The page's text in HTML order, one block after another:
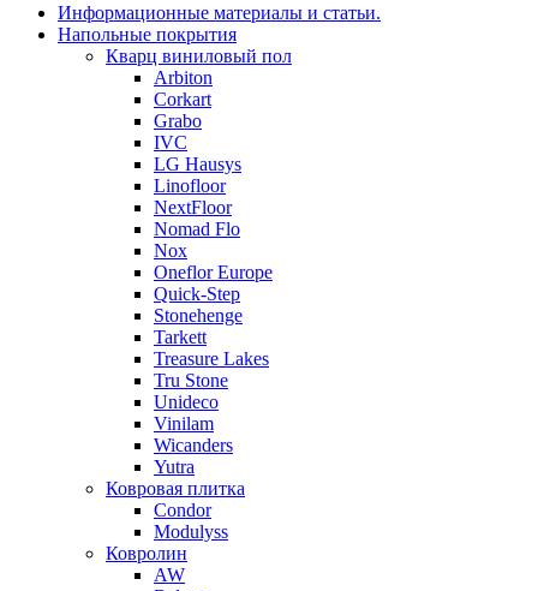
Информационные материалы и статьи.
Напольные покрытия
Кварц виниловый пол
Arbiton
Corkart
Grabo
IVC
LG Hausys
Linofloor
NextFloor
Nomad Flo
Nox
Oneflor Europe
Quick-Step
Stonehenge
Tarkett
Treasure Lakes
Tru Stone
Unideco
Vinilam
Wicanders
Yutra
Ковровая плитка
Condor
Modulyss
Ковролин
AW